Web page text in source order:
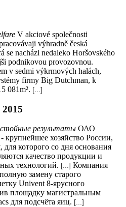
V akciové společnosti
výhradně česká
se nacházi nedaleko Horšovského
podnikovou provozovnou.
v sedmi výkrmových halách,
firmy Big Dutchman, k
081m². [...]
результаты ОАО
крупнейшее хозяйство России,
которого со дня основания
качество продукции и
технологий. [...] Компания
замену старого
Univent 8-ярусного
площадку магистральным
для подсчёта яиц. [...]